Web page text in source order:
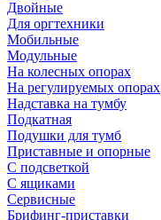
Двойные
Для оргтехники
Мобильные
Модульные
На колесных опорах
На регулируемых опорах
Надставка на тумбу
Подкатная
Подушки для тумб
Приставные и опорные
С подсветкой
С ящиками
Сервисные
Брифинг-приставки